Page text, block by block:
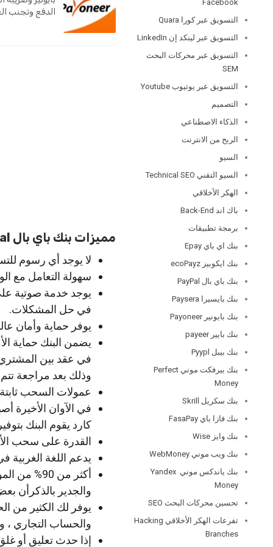
الدفع وتجنب
مميزات بنك باي بال paypal.
لا يوجد أي رسوم
سهولة التعامل مع
يوجد خدمة صوتية
في حل المشكلات.
يوفر حماية وأمان
يضمن البنك حماية
في عقد بين المشتري
وذلك بعد مراجعة
عمولات السحب ثابتة
في الآوان الأخيرة
كارد يقوم البنك
القدرة على سحب
يدعم اللغة
أكثر من
والجدير بالذكرأن
يوفر لك الكثير من
والحساب التجاري
إذا حدث تعليق أو
Facebook
التسويق عبر كورا Quara
التسويق عبر لينكد إن LinkedIn
التسويق عبر محركات البحث
SEM
التسويق عبر يوتيوب Youtube
التصميم
الذكاء الاصطناعي
الربح من الانترنت
السيو
السيو التقني Technical SEO
الهكر الأخلاقي
باك اند Back-End
برمجة تطبيقات
بنك اي باي Epay
بنك ايكوبيز ecoPayz
بنك باي بال PayPal
بنك بايسيرا Paysera
بنك بايونير Payoneer
بنك بايير payeer
بنك بيبل Pyypl
بنك بيرفكت موني Perfect
Money
بنك سكريل Skrill
بنك فازا باي FasaPay
بنك وايز Wise
بنك ويب موني WebMoney
بنك ياندكس موني Yandex
Money
تحسين محركات البحث SEO
تفرعات الهكر الأخلاقي Hacking
Branches